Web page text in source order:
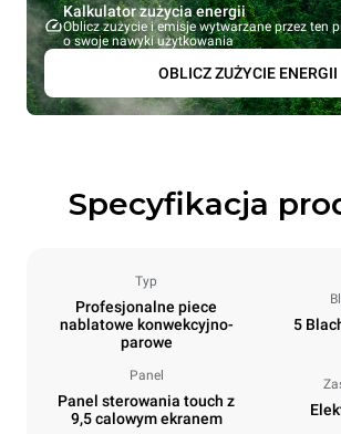
Kalkulator zużycia energii
Oblicz zużycie i emisje wytwarzane przez ten
o swoje nawyki użytkowania
OBLICZ ZUŻYCIE ENERGII
Specyfikacja
Typ
Profesjonalne piece
nablatowe konwekcyjno-
parowe
5
Panel
Panel sterowania touch z
9,5 calowym ekranem